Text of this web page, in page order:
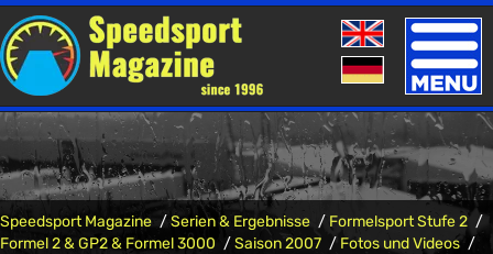
Toggle
Speedsport Magazine Serien & Ergebnisse
Formelsport Stufe 2
Formel 2 & GP2 & Formel 3000
Saison 2007
Fotos und Videos